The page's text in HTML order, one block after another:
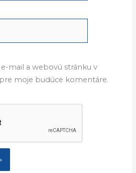
mail a webovú stránku v
moje budúce komentáre.